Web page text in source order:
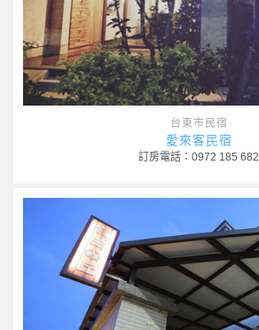
台東市民宿
愛來客民宿
訂房電話：0972 185 682